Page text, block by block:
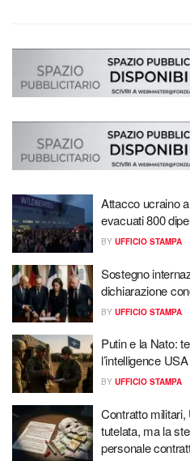
Attacco ucraino
evacuati 800
BY UFFICIO STAMPA
Sostegno
dichiarazione
BY UFFICIO STAMPA
Putin e la Nato:
l’intelligence USA
BY UFFICIO STAMPA
Contratto
tutelata, ma la
personale